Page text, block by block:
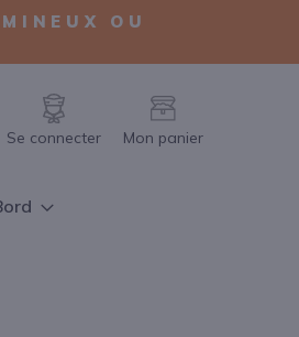
OU
Se connecter Mon panier